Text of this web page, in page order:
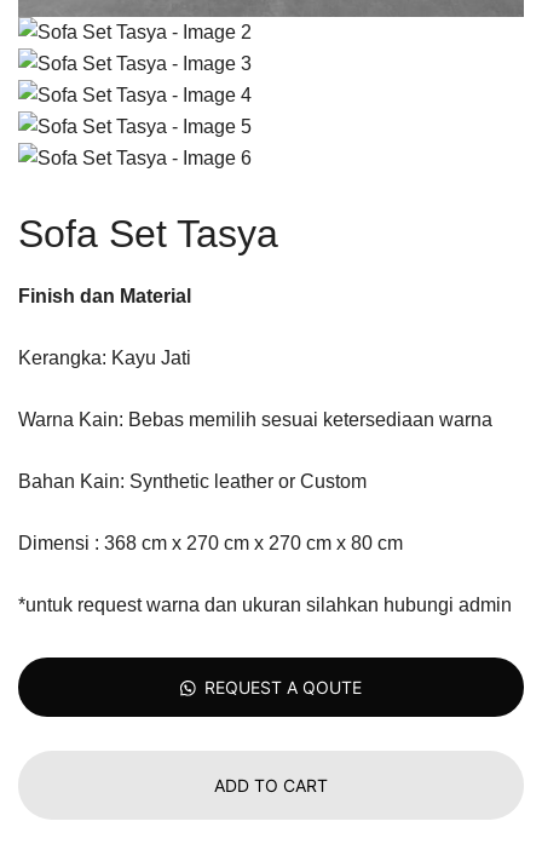
Sofa Set Tasya
Finish dan Material
Kerangka: Kayu Jati
Warna Kain: Bebas memilih sesuai ketersediaan warna
Bahan Kain: Synthetic leather or Custom
Dimensi : 368 cm x 270 cm x 270 cm x 80 cm
*untuk request warna dan ukuran silahkan hubungi admin
REQUEST A QOUTE
ADD TO CART